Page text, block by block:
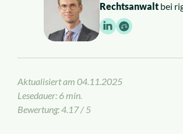
Ausländerrecht
Sozialrecht
Rechtsanwaltbei
Aktualisiert am 04.11.2025
Lesedauer: 6 min.
Bewertung: 4.17 / 5